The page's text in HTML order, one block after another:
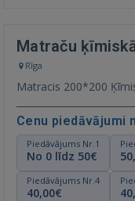
Matraču
Rīga
Matracis
Cenu piedāvājumi
Piedāvājums Nr.1
No 0 līdz 50€
Piedāvājums Nr.4
40,00€